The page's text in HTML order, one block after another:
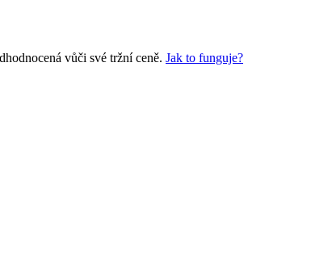
vůči své tržní ceně. Jak to funguje?